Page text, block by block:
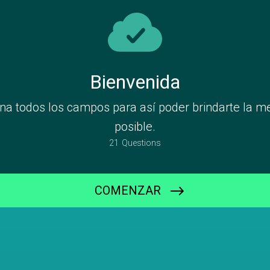
Bienvenida
todos los campos para así poder brindarte la
posible.
21 Questions
COMENZAR